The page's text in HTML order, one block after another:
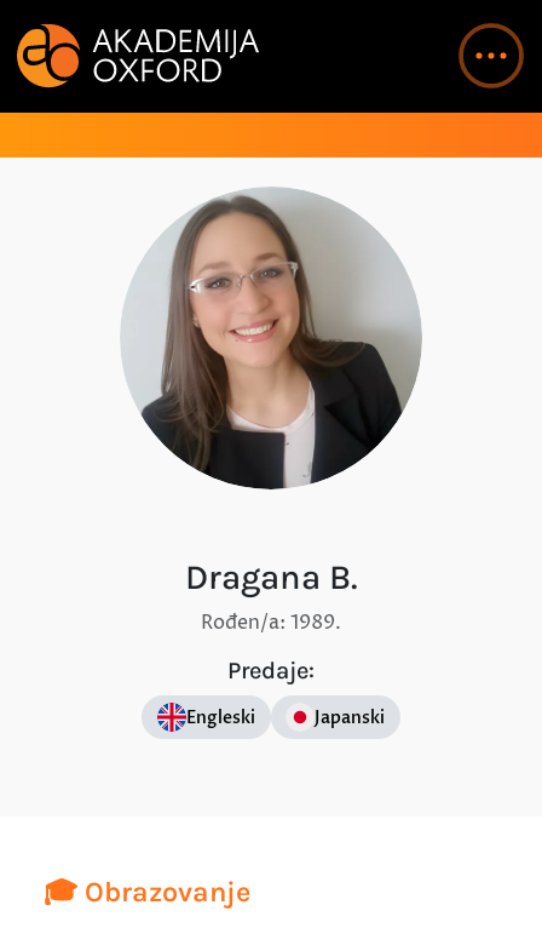
Dragana B.
Rođen/a: 1989.
Predaje:
Engleski Japanski
🎓 Obrazovanje